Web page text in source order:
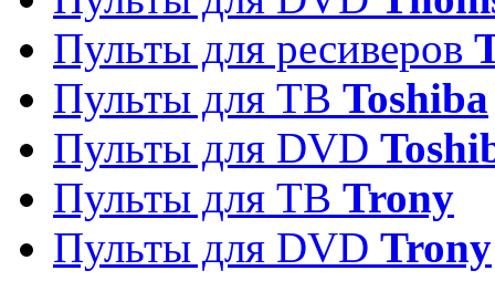
Пульты для ресиверов
Пульты для ТВ Toshiba
Пульты для DVD
Пульты для ТВ Trony
Пульты для DVD Trony